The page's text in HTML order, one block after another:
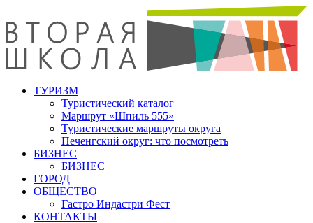
ТУРИЗМ
Туристический каталог
Маршрут «Шпиль 555»
Туристические маршруты округа
Печенгский округ: что посмотреть
БИЗНЕС
БИЗНЕС
ГОРОД
ОБЩЕСТВО
Гастро Индастри Фест
КОНТАКТЫ